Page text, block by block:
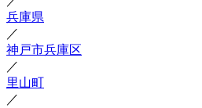
兵庫県
／
神戸市兵庫区
／
里山町
／